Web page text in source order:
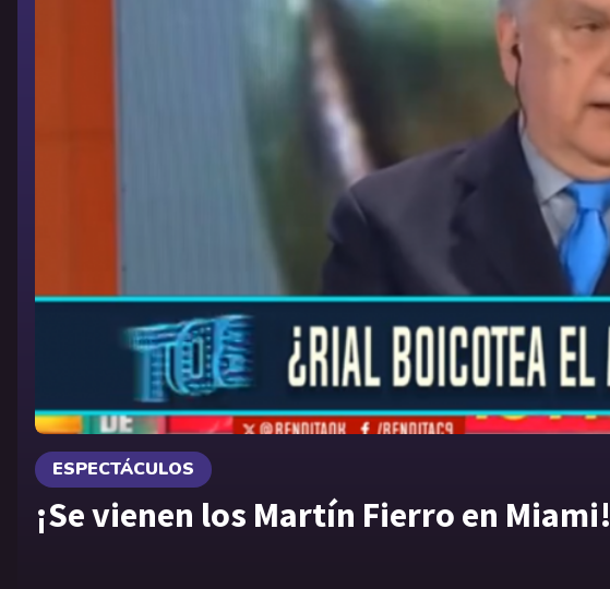
ESPECTÁCULOS
¡Se vienen los Martín Fierro en Miami!